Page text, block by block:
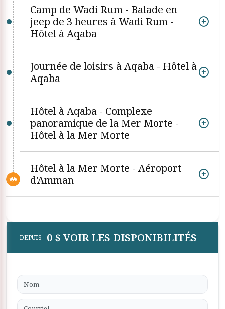
Camp de Wadi Rum - Balade en
jeep de 3 heures à Wadi Rum -
Hôtel à Aqaba
Journée de loisirs à Aqaba - Hôtel à
Aqaba
Hôtel à Aqaba - Complexe
panoramique de la Mer Morte -
Hôtel à la Mer Morte
Hôtel à la Mer Morte - Aéroport
d'Amman
DEPUIS 0 $ VOIR LES DISPONIBILITÉS